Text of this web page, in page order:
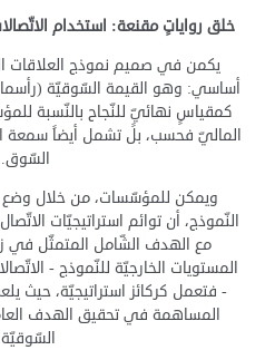
خلق رواياتٍ مقنعة: استخدام
يكمن في صميم نموذج العلاقات
أساسي: وهو القيمة السّوقيّة
كمقياسٍ نهائيٍّ للنّجاح بالنّسبة
الماليّ فحسب، بل تشمل أيضاً سمعة
السّوق.
ويمكن للمؤسّسات، من خلال وضع
النّموذج، أن توائم استراتيجيّات
مع الهدف الشّامل المتمثّل في
المستويات الخارجيّة للنّموذج -
- فتعمل كركائز استراتيجيّة، حيث
المساهمة في تحقيق الهدف